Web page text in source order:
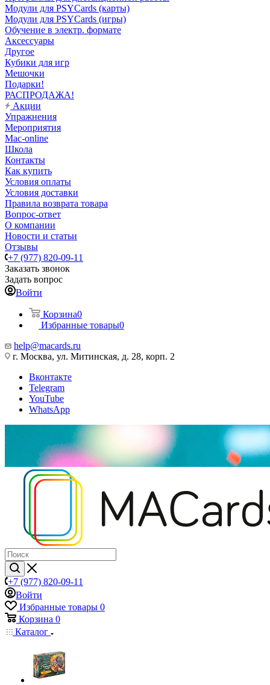
Модули для PSYCards (карты)
Модули для PSYCards (игры)
Обучение в электр. формате
Аксессуары
Другое
Кубики для игр
Мешочки
Подарки!
РАСПРОДАЖА!
Акции
Упражнения
Мероприятия
Mac-online
Школа
Контакты
Как купить
Условия оплаты
Условия доставки
Правила возврата товара
Вопрос-ответ
О компании
Новости и статьи
Отзывы
+7 (977) 820-09-11
Заказать звонок
Задать вопрос
Войти
Корзина0
Избранные товары0
help@macards.ru
г. Москва, ул. Митинская, д. 28, корп. 2
Вконтакте
Telegram
YouTube
WhatsApp
+7 (977) 820-09-11
Войти
Избранные товары 0
Корзина 0
Каталог